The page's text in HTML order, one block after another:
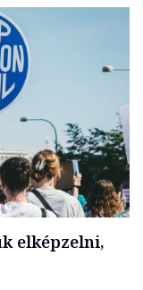
Legyél jobb!
elképzelni,